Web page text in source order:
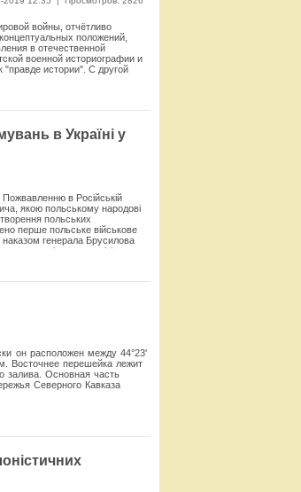
войны, отчётливо
положений,
в отечественной
военной историографии и
"правде истории". С другой
следования прежним
случаев эти документы
сторонников различных
в Україні у
в Російській
якою польському народові
польських
перше польське військове
наказом генерала Брусилова
стрі­лецька дивізія
боях з австро-угорськими
он расположен между 44°23'
Восточнее перешейка лежит
залива. Основная часть
Северного Кавказа